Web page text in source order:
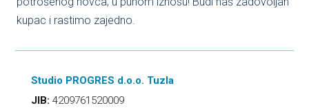
kupac i rastimo zajedno.
Studio PROGRES d.o.o. Tuzla
JIB: 4209761520009